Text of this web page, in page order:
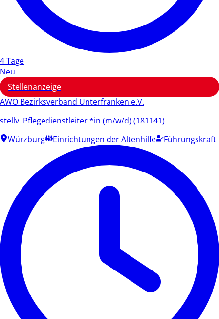
4 Tage
Neu
Stellenanzeige
AWO Bezirksverband Unterfranken e.V.
stellv. Pflegedienstleiter *in (m/w/d) (181141)
Würzburg
Einrichtungen der Altenhilfe Führungskraft